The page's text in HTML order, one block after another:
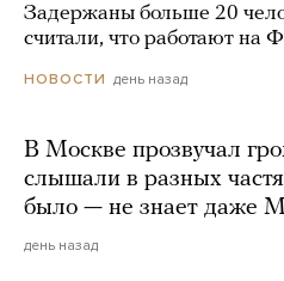
Задержаны больше 20
считали, что работают на
НОВОСТИ день назад
В Москве прозвучал
слышали в разных
было — не знает даже
день назад